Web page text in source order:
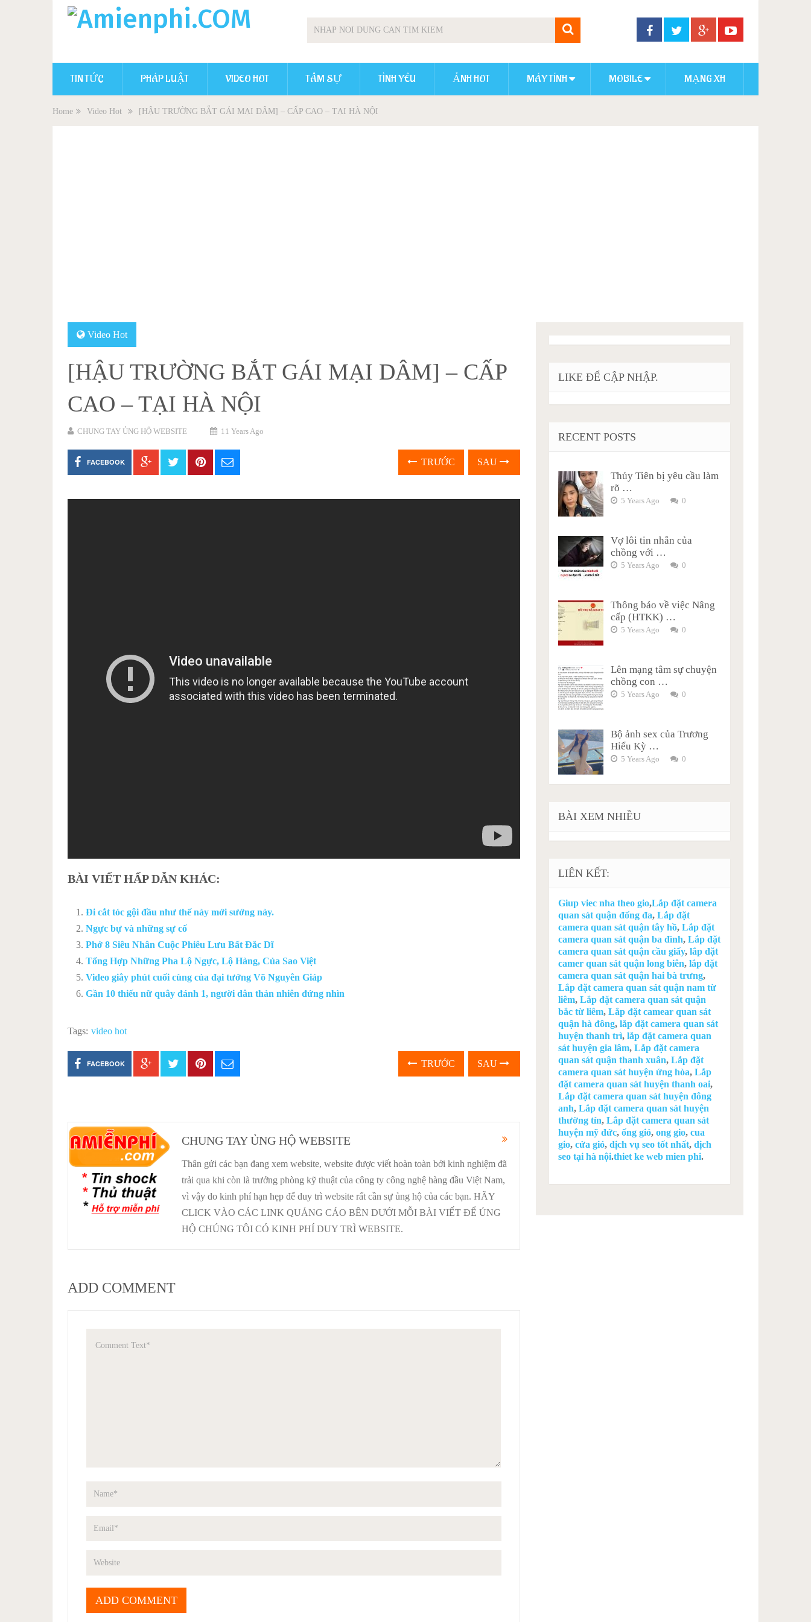
TIN TỨC PHÁP LUẬT VIDEO HOT TÂM SỰ TÌNH YÊU ẢNH HOT MÁY TÍNH MOBILE MẠNG XH
Home Video Hot [HẬU TRƯỜNG BẮT GÁI MẠI DÂM] – CẤP CAO – TẠI HÀ NỘI
Video Hot
[HẬU TRƯỜNG BẮT GÁI MẠI DÂM] – CẤP
CAO – TẠI HÀ NỘI
CHUNG TAY ỦNG HỘ WEBSITE 11 Years Ago
FACEBOOK TRƯỚC SAU
BÀI VIẾT HẤP DẪN KHÁC:
Đi cắt tóc gội đầu như thế này mới sướng này.
Ngực bự và những sự cố
Phở 8 Siêu Nhân Cuộc Phiêu Lưu Bất Đắc Dĩ
Tổng Hợp Những Pha Lộ Ngực, Lộ Hàng, Của Sao Việt
Video giây phút cuối cùng của đại tướng Võ Nguyên Giáp
Gần 10 thiếu nữ quây đánh 1, người dân thản nhiên đứng nhìn
Tags: video hot
FACEBOOK TRƯỚC SAU
CHUNG TAY ỦNG HỘ WEBSITE
Thân gửi các bạn đang xem website, website được viết hoàn toàn bởi kinh nghiệm đã
trải qua khi còn là trưởng phòng kỹ thuật của công ty công nghệ hàng đầu Việt Nam,
vì vậy do kinh phí hạn hẹp để duy trì website rất cần sự ủng hộ của các bạn. HÃY
CLICK VÀO CÁC LINK QUẢNG CÁO BÊN DƯỚI MỖI BÀI VIẾT ĐỂ ỦNG
HỘ CHÚNG TÔI CÓ KINH PHÍ DUY TRÌ WEBSITE.
ADD COMMENT
LIKE ĐỂ CẬP NHẬP.
RECENT POSTS
Thủy Tiên bị yêu cầu làm
rõ …
5 Years Ago 0
Vợ lôi tin nhắn của
chồng với …
5 Years Ago 0
Thông báo về việc Nâng
cấp (HTKK) …
5 Years Ago 0
Lên mạng tâm sự chuyện
chồng con …
5 Years Ago 0
Bộ ảnh sex của Trương
Hiểu Kỳ …
5 Years Ago 0
BÀI XEM NHIỀU
LIÊN KẾT:
Giup viec nha theo gio,Lắp đặt camera
quan sát quận đống đa,Lắp đặt
camera quan sát quận tây hồ,Lắp đặt
camera quan sát quận ba đình,Lắp đặt
camera quan sát quận cầu giấy,lắp đặt
camer quan sát quận long biên,lắp đặt
camera quan sát quận hai bà trưng,
Lắp đặt camera quan sát quận nam từ
liêm,Lắp đặt camera quan sát quận
bắc từ liêm,Lắp đặt camear quan sát
quận hà đông,lắp đặt camera quan sát
huyện thanh trì,lắp đặt camera quan
sát huyện gia lâm,Lắp đặt camera
quan sát quận thanh xuân,Lắp đặt
camera quan sát huyện ứng hòa,Lắp
đặt camera quan sát huyện thanh oai,
Lắp đặt camera quan sát huyện đông
anh,Lắp đặt camera quan sát huyện
thường tín,Lắp đặt camera quan sát
huyện mỹ đức,ống gió,ong gio,cua
gio,cửa gió,dịch vụ seo tốt nhất,dịch
seo tại hà nội.thiet ke web mien phi.